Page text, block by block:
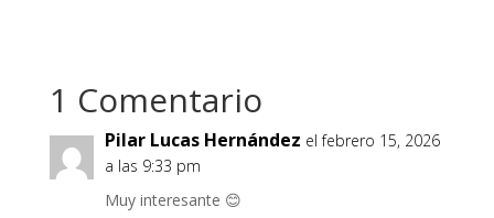
1 Comentario
Pilar Lucas Hernández el febrero 15, 2026
a las 9:33 pm
Muy interesante 😊